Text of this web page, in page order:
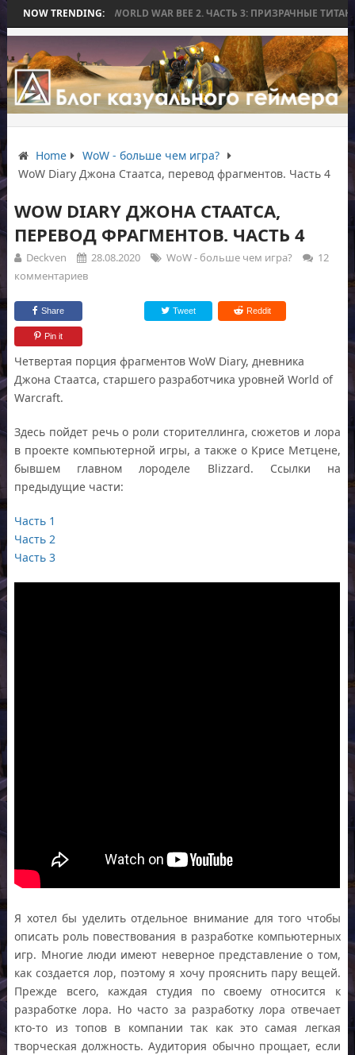
NOW TRENDING:
WORLD WAR BEE 2. ЧАСТЬ 3: ПРИЗРАЧНЫЕ ТИТАНЫ И ОСАДА
Home
WoW - больше чем игра?
WoW Diary Джона Стаатса, перевод фрагментов. Часть 4
WOW DIARY ДЖОНА СТААТСА,
ПЕРЕВОД ФРАГМЕНТОВ. ЧАСТЬ 4
Deckven 28.08.2020 WoW - больше чем игра?
12
комментариев
Share Tweet Reddit
Pin it
Четвертая порция фрагментов WoW Diary, дневника
Джона Стаатса, старшего разработчика уровней World of
Warcraft.
Здесь пойдет речь о роли сторителлинга, сюжетов и лора
в проекте компьютерной игры, а также о Крисе Метцене,
бывшем главном лороделе Blizzard. Ссылки на
предыдущие части:
Часть 1
Часть 2
Часть 3
Я хотел бы уделить отдельное внимание для того чтобы
описать роль повествования в разработке компьютерных
игр. Многие люди имеют неверное представление о том,
как создается лор, поэтому я хочу прояснить пару вещей.
Прежде всего, каждая студия по своему относится к
разработке лора. Но часто за разработку лора отвечает
кто-то из топов в компании так как это самая легкая
творческая должность. Аудитория обычно прощает, если